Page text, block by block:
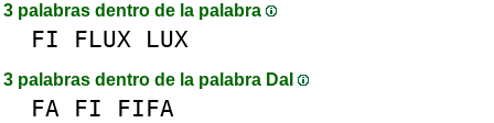
3 palabras dentro de la palabra
FI FLUX LUX
3 palabras dentro de la palabra DaI
FA FI FIFA